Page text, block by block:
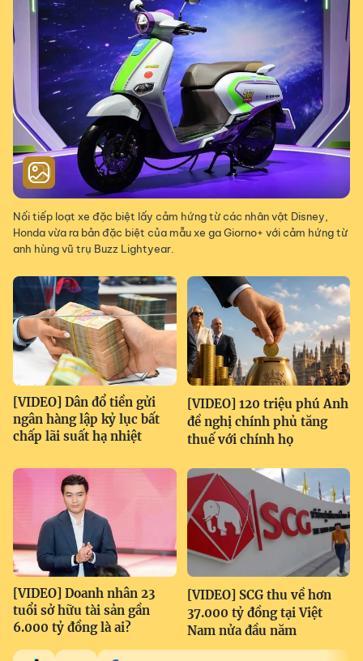
Nối tiếp loạt xe đặc biệt lấy cảm hứng từ các nhân vật Disney,
Honda vừa ra bản đặc biệt của mẫu xe ga Giorno+ với cảm hứng từ
anh hùng vũ trụ Buzz Lightyear.
[VIDEO] Dân đổ tiền gửi
ngân hàng lập kỷ lục bất
chấp lãi suất hạ nhiệt
[VIDEO] 120 triệu phú Anh
đề nghị chính phủ tăng
thuế với chính họ
[VIDEO] Doanh nhân 23
tuổi sở hữu tài sản gần
6.000 tỷ đồng là ai?
[VIDEO] SCG thu về hơn
37.000 tỷ đồng tại Việt
Nam nửa đầu năm